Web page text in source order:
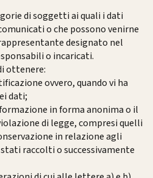
di soggetti ai quali i dati
o che possono venirne
designato nel
o incaricati.
ottenere:
ovvero, quando vi ha
dati;
in forma anonima o il
di legge, compresi quelli
in relazione agli
raccolti o successivamente